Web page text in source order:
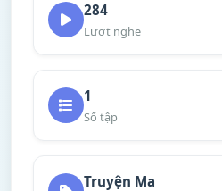
284
Lượt nghe
1
Số tập
Truyện Ma